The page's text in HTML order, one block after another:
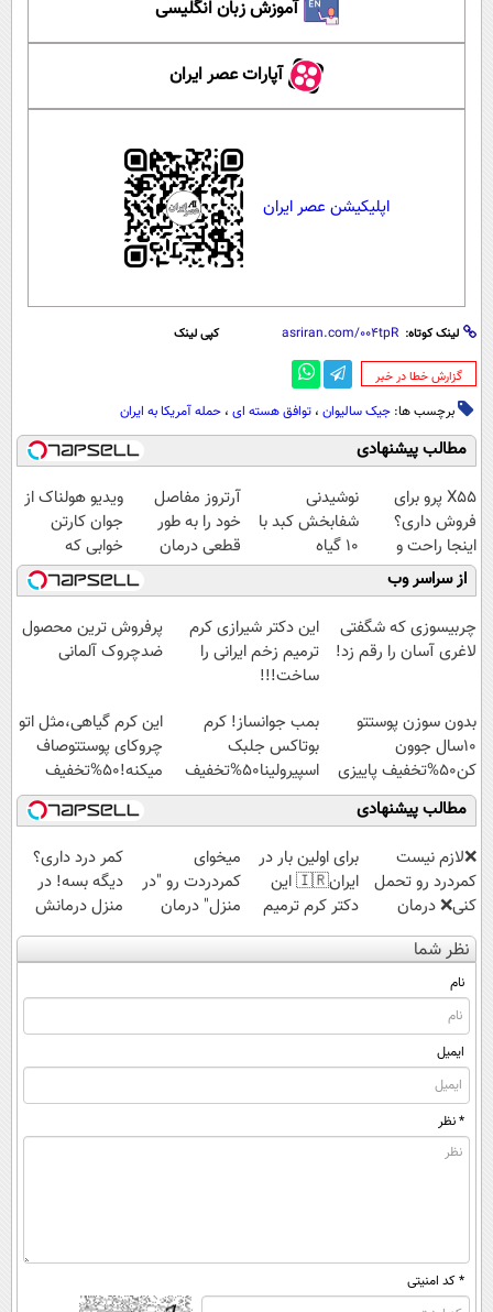
آموزش زبان انگلیسی
آپارات عصر ایران
اپلیکیشن عصر ایران
لینک کوتاه: کپی لینک
‌گزارش خطا در خبر
برچسب ها: جیک سالیوان ، توافق هسته ای ، حمله آمریکا به ایران
مطالب پیشنهادی
X55 پرو برای
فروش داری؟
اینجا راحت و
سریع بفروشش
نوشیدنی
شفابخش کبد با
10 گیاه
موثر(تخفیف تا
امشب)
آرتروز مفاصل
خود را به طور
قطعی درمان
کنید!
◗پرسش‌نامه◖
ویدیو هولناک از
جوان کارتن
خوابی که
میلیاردر شد.
آموزش رایگان
از سراسر وب
چربیسوزی که شگفتی
لاغری آسان را رقم زد!
این دکتر شیرازی کرم
ترمیم زخم ایرانی را
ساخت!!!
پرفروش ترین محصول
ضدچروک آلمانی
بدون سوزن پوستتو
10سال جوون
کن50%تخفیف پاییزی
بمب جوانساز! کرم
بوتاکس جلبک
اسپیرولینا50%تخفیف
این کرم گیاهی،مثل اتو
چروکای پوستتوصاف
میکنه!50%تخفیف
مطالب پیشنهادی
❌لازم نیست
کمردرد رو تحمل
کنی❌ درمان
بدون جراحی و
قرص
(پرسشنامه)
برای اولین بار در
ایران🇮🇷 این
دکتر کرم ترمیم
کننده 23 روزه
ساخت!
میخوای
کمردردت رو "در
منزل" درمان
کنی؟ (◂فیلم +
◂پرسش‌نامه)
کمر درد داری؟
دیگه بسه! در
منزل درمانش
کن
(◀پرسش‌نامه)
نظر شما
نام
ایمیل
* نظر
* کد امنیتی